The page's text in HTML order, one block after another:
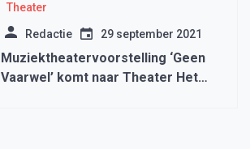
Theater
Redactie 29 september 2021
Muziektheatervoorstelling ‘Geen
Vaarwel’ komt naar Theater Het